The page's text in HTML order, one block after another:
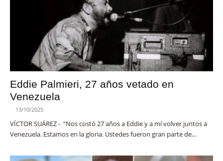
Eddie Palmieri, 27 años vetado en
Venezuela
- 13/10/2025
VÍCTOR SUÁREZ - “Nos costó 27 años a Eddie y a mí volver juntos a
Venezuela. Estamos en la gloria. Ustedes fueron gran parte de...